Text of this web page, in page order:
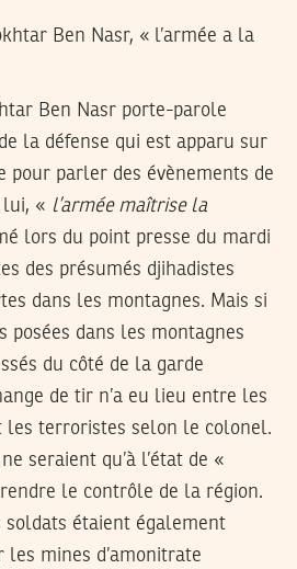
Ben Nasr, « l’armée a la
Ben Nasr porte-parole
la défense qui est apparu sur
pour parler des évènements de
lui, « l’armée maîtrise la
lors du point presse du mardi
des présumés djihadistes
dans les montagnes. Mais si
posées dans les montagnes
du côté de la garde
de tir n’a eu lieu entre les
les terroristes selon le colonel.
seraient qu’à l’état de «
le contrôle de la région.
soldats étaient également
mines d’amonitrate